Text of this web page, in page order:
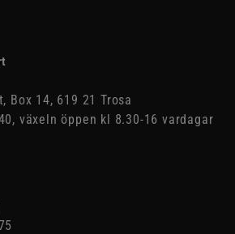
Box 14, 619 21 Trosa
växeln öppen kl 8.30-16 vardagar